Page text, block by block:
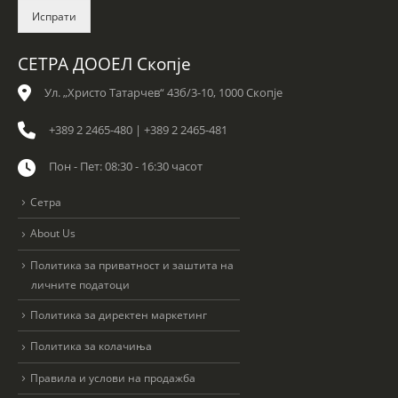
b
x
s
Испрати
СЕТРА ДООЕЛ Скопје
Ул. „Христо Татарчев“ 43б/3-10, 1000 Скопје
+389 2 2465-480 | +389 2 2465-481
Пон - Пет: 08:30 - 16:30 часот
Сетра
About Us
Политика за приватност и заштита на
личните податоци
Политика за директен маркетинг
Политика за колачиња
Правила и услови на продажба